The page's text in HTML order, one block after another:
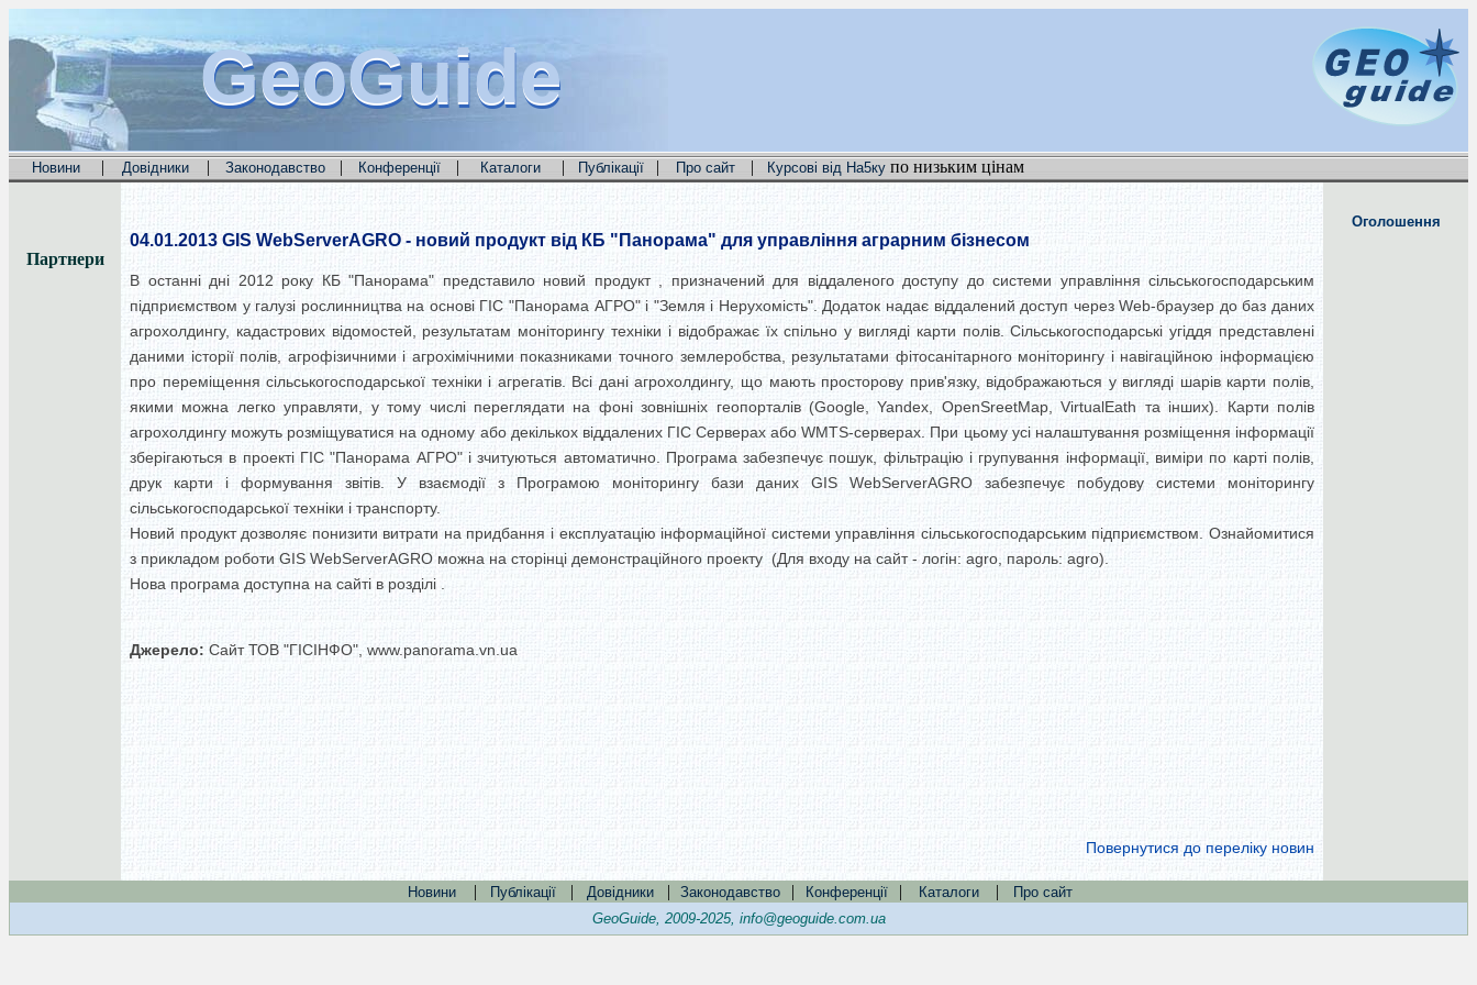
GeoGuide
GeoGuide
GeoGuide
Новини | Довідники | Законодавство | Конференції | Каталоги | Публікації | Про сайт | Курсові від На5ку по низьким цінам
Партнери
04.01.2013 GIS WebServerAGRO - новий продукт від КБ "Панорама" для управління аграрним бізнесом
В останні дні 2012 року КБ "Панорама" представило новий продукт , призначений для віддаленого доступу до системи управління сільськогосподарським
підприємством у галузі рослинництва на основі ГІС "Панорама АГРО" і "Земля і Нерухомість". Додаток надає віддалений доступ через Web-браузер до баз даних
агрохолдингу, кадастрових відомостей, результатам моніторингу техніки і відображає їх спільно у вигляді карти полів. Сільськогосподарські угіддя представлені
даними історії полів, агрофізичними і агрохімічними показниками точного землеробства, результатами фітосанітарного моніторингу і навігаційною інформацією
про переміщення сільськогосподарської техніки і агрегатів. Всі дані агрохолдингу, що мають просторову прив'язку, відображаються у вигляді шарів карти полів,
якими можна легко управляти, у тому числі переглядати на фоні зовнішніх геопорталів (Google, Yandex, OpenSreetMap, VirtualEath та інших). Карти полів
агрохолдингу можуть розміщуватися на одному або декількох віддалених ГІС Серверах або WMTS-серверах. При цьому усі налаштування розміщення інформації
зберігаються в проекті ГІС "Панорама АГРО" і зчитуються автоматично. Програма забезпечує пошук, фільтрацію і групування інформації, виміри по карті полів,
друк карти і формування звітів. У взаємодії з Програмою моніторингу бази даних GIS WebServerAGRO забезпечує побудову системи моніторингу
сільськогосподарської техніки і транспорту.
Новий продукт дозволяє понизити витрати на придбання і експлуатацію інформаційної системи управління сільськогосподарським підприємством. Ознайомитися
з прикладом роботи GIS WebServerAGRO можна на сторінці демонстраційного проекту (Для входу на сайт - логін: agro, пароль: agro).
Нова програма доступна на сайті в розділі .
Джерело: Сайт ТОВ "ГІСІНФО", www.panorama.vn.ua
Повернутися до переліку новин
Оголошення
Новини | Публікації | Довідники | Законодавство | Конференції | Каталоги |
Про сайт
GeoGuide, 2009-2025, info@geoguide.com.ua